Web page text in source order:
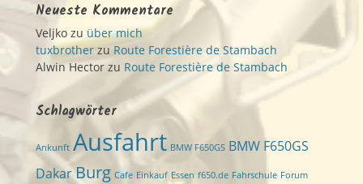
Neueste Kommentare
Veljko zu über mich
tuxbrother zu Route Forestière de Stambach
Alwin Hector zu Route Forestière de Stambach
Schlagwörter
Ankunft Ausfahrt BMW F650GS BMW F650GS
DakarBurg Cafe Einkauf Essen f650.de Fahrschule Forum